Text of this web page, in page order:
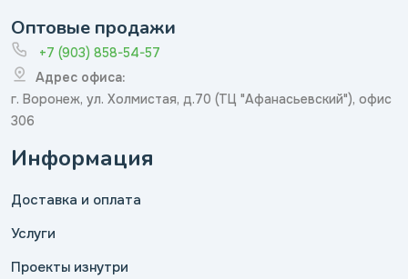
Оптовые продажи
+7 (903) 858-54-57
Адрес офиса:
г. Воронеж, ул. Холмистая, д.70 (ТЦ "Афанасьевский"), офис
306
Информация
Доставка и оплата
Услуги
Проекты изнутри